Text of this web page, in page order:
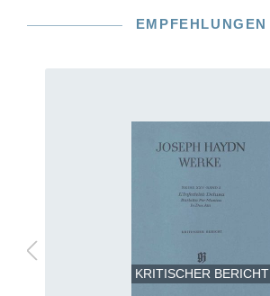
EMPFEHLUNGEN
KRITISCHER BERICHT